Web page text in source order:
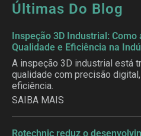
Últimas Do Blog
Inspeção 3D Industrial:
Qualidade e Eficiência na
A inspeção 3D industrial está
qualidade com precisão
eficiência.
SAIBA MAIS
Rotechnic reduz o